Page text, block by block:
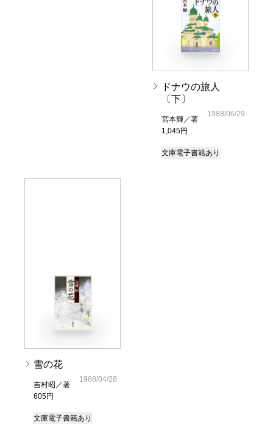
ドナウの旅人
〔下〕
宮本輝／著
1,045円
1988/06/29
文庫電子書籍あり
雪の花
吉村昭／著
605円
1988/04/28
文庫電子書籍あり